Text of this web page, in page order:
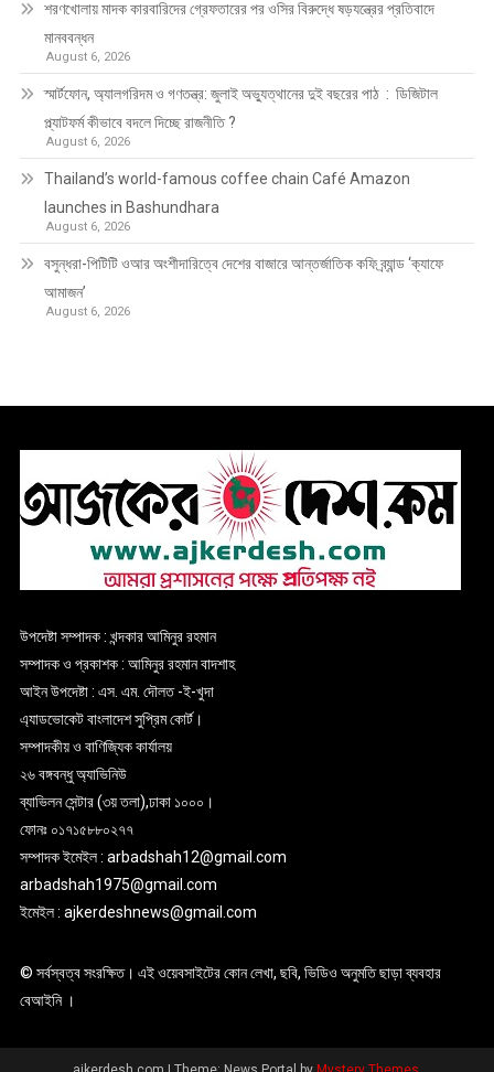
শরণখোলায় মাদক কারবারিদের গ্রেফতারের পর ওসির বিরুদ্ধে ষড়যন্ত্রের প্রতিবাদে
মানববন্ধন
August 6, 2026
স্মার্টফোন, অ্যালগরিদম ও গণতন্ত্র: জুলাই অভ্যুত্থানের দুই বছরের পাঠ : ডিজিটাল
প্ল্যাটফর্ম কীভাবে বদলে দিচ্ছে রাজনীতি ?
August 6, 2026
Thailand’s world-famous coffee chain Café Amazon
launches in Bashundhara
August 6, 2026
বসুন্ধরা-পিটিটি ওআর অংশীদারিত্বে দেশের বাজারে আন্তর্জাতিক কফি ব্র্যান্ড ‘ক্যাফে
আমাজন’
August 6, 2026
উপদেষ্টা সম্পাদক : খন্দকার আমিনুর রহমান
সম্পাদক ও প্রকাশক : আমিনুর রহমান বাদশাহ
আইন উপদেষ্টা : এস. এম. দৌলত -ই-খুদা
এ্যাডভোকেট বাংলাদেশ সুপ্রিম কোর্ট।
সম্পাদকীয় ও বাণিজ্যিক কার্যালয়
২৬ বঙ্গবন্ধু অ্যাভিনিউ
ব্যাভিলন সেন্টার (৩য় তলা),ঢাকা ১০০০।
ফোনঃ ০১৭১৫৮৮০২৭৭
সম্পাদক ইমেইল : arbadshah12@gmail.com
arbadshah1975@gmail.com
ইমেইল : ajkerdeshnews@gmail.com
© সর্বস্বত্ব সংরক্ষিত। এই ওয়েবসাইটের কোন লেখা, ছবি, ভিডিও অনুমতি ছাড়া ব্যবহার
বেআইনি ।